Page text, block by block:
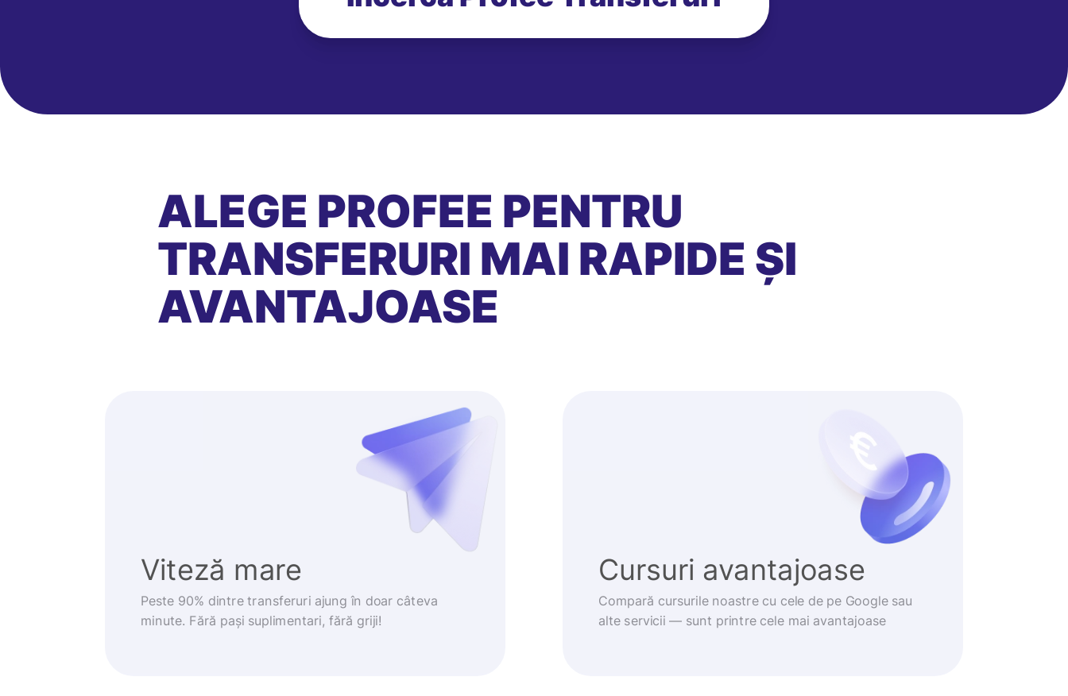
ALEGE PROFEE PENTRU
TRANSFERURI MAI RAPIDE ȘI
AVANTAJOASE
Viteză mare
Peste 90% dintre transferuri ajung în doar câteva
minute. Fără pași suplimentari, fără griji!
Cursuri avantajoase
Compară cursurile noastre cu cele de pe Google sau
alte servicii — sunt printre cele mai avantajoase